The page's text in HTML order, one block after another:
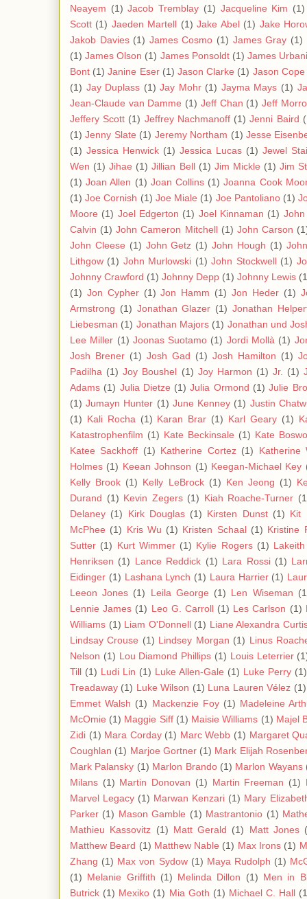
Neayem (1) Jacob Tremblay (1) Jacqueline Kim (1)
Scott (1) Jaeden Martell (1) Jake Abel (1) Jake
Jakob Davies (1) James Cosmo (1) James Gray (1)
(1) James Olson (1) James Ponsoldt (1) James
Bont (1) Janine Eser (1) Jason Clarke (1) Jason Cope
(1) Jay Duplass (1) Jay Mohr (1) Jayma Mays (1)
Jean-Claude van Damme (1) Jeff Chan (1) Jeff
Jeffery Scott (1) Jeffrey Nachmanoff (1) Jenni Baird
(1) Jenny Slate (1) Jeremy Northam (1) Jesse
(1) Jessica Henwick (1) Jessica Lucas (1) Jewel
Wen (1) Jihae (1) Jillian Bell (1) Jim Mickle (1) Jim
(1) Joan Allen (1) Joan Collins (1) Joanna Cook
(1) Joe Cornish (1) Joe Miale (1) Joe Pantoliano (1)
Moore (1) Joel Edgerton (1) Joel Kinnaman (1)
Calvin (1) John Cameron Mitchell (1) John Carson
John Cleese (1) John Getz (1) John Hough (1)
Lithgow (1) John Murlowski (1) John Stockwell (1)
Johnny Crawford (1) Johnny Depp (1) Johnny Lewis
(1) Jon Cypher (1) Jon Hamm (1) Jon Heder (1)
Armstrong (1) Jonathan Glazer (1) Jonathan
Liebesman (1) Jonathan Majors (1) Jonathan und
Lee Miller (1) Joonas Suotamo (1) Jordi Mollà (1)
Josh Brener (1) Josh Gad (1) Josh Hamilton (1)
Padilha (1) Joy Boushel (1) Joy Harmon (1) Jr. (1)
Adams (1) Julia Dietze (1) Julia Ormond (1) Julie
(1) Jumayn Hunter (1) June Kenney (1) Justin
(1)
Kali Rocha (1) Karan Brar (1) Karl Geary (1)
Katastrophenfilm (1) Kate Beckinsale (1) Kate
Katee Sackhoff (1) Katherine Cortez (1)
Katherine
Holmes (1) Keean Johnson (1) Keegan-Michael Key
Kelly Brook (1) Kelly LeBrock (1) Ken Jeong (1)
Durand
(1) Kevin Zegers (1) Kiah Roache-Turner
Delaney (1) Kirk Douglas (1) Kirsten Dunst (1)
Kit
McPhee (1) Kris Wu (1) Kristen Schaal (1) Kristine
Sutter (1) Kurt Wimmer (1) Kylie Rogers (1)
Henriksen (1) Lance Reddick (1) Lara Rossi (1)
Eidinger (1) Lashana Lynch (1) Laura Harrier (1)
Leeon Jones (1) Leila George (1) Len Wiseman
Lennie James (1) Leo G. Carroll (1) Les Carlson (1)
Williams (1) Liam O'Donnell (1)
Liane Alexandra
Lindsay Crouse (1) Lindsey Morgan (1)
Linus
Nelson (1) Lou Diamond Phillips (1) Louis Leterrier
Till
(1) Ludi Lin (1) Luke Allen-Gale (1) Luke Perry (1)
Treadaway (1) Luke Wilson (1) Luna Lauren Vélez (1)
Emmet Walsh (1) Mackenzie Foy (1) Madeleine
McOmie (1) Maggie Siff (1) Maisie Williams (1) Majel
Zidi (1) Mara Corday (1) Marc Webb (1) Margaret
Coughlan (1) Marjoe Gortner (1) Mark Elijah
Mark Palansky (1) Marlon Brando (1) Marlon Wayans
Milans (1) Martin Donovan (1) Martin Freeman (1)
Marvel Legacy (1) Marwan Kenzari (1) Mary
Parker (1) Mason Gamble (1) Mastrantonio (1)
Mathieu Kassovitz (1) Matt Gerald (1) Matt Jones
Matthew Beard (1) Matthew Nable (1) Max Irons (1)
Zhang (1) Max von Sydow (1) Maya Rudolph (1)
(1)
Melanie Griffith (1) Melinda Dillon (1)
Men in
Butrick (1) Mexiko (1) Mia Goth (1) Michael C. Hall